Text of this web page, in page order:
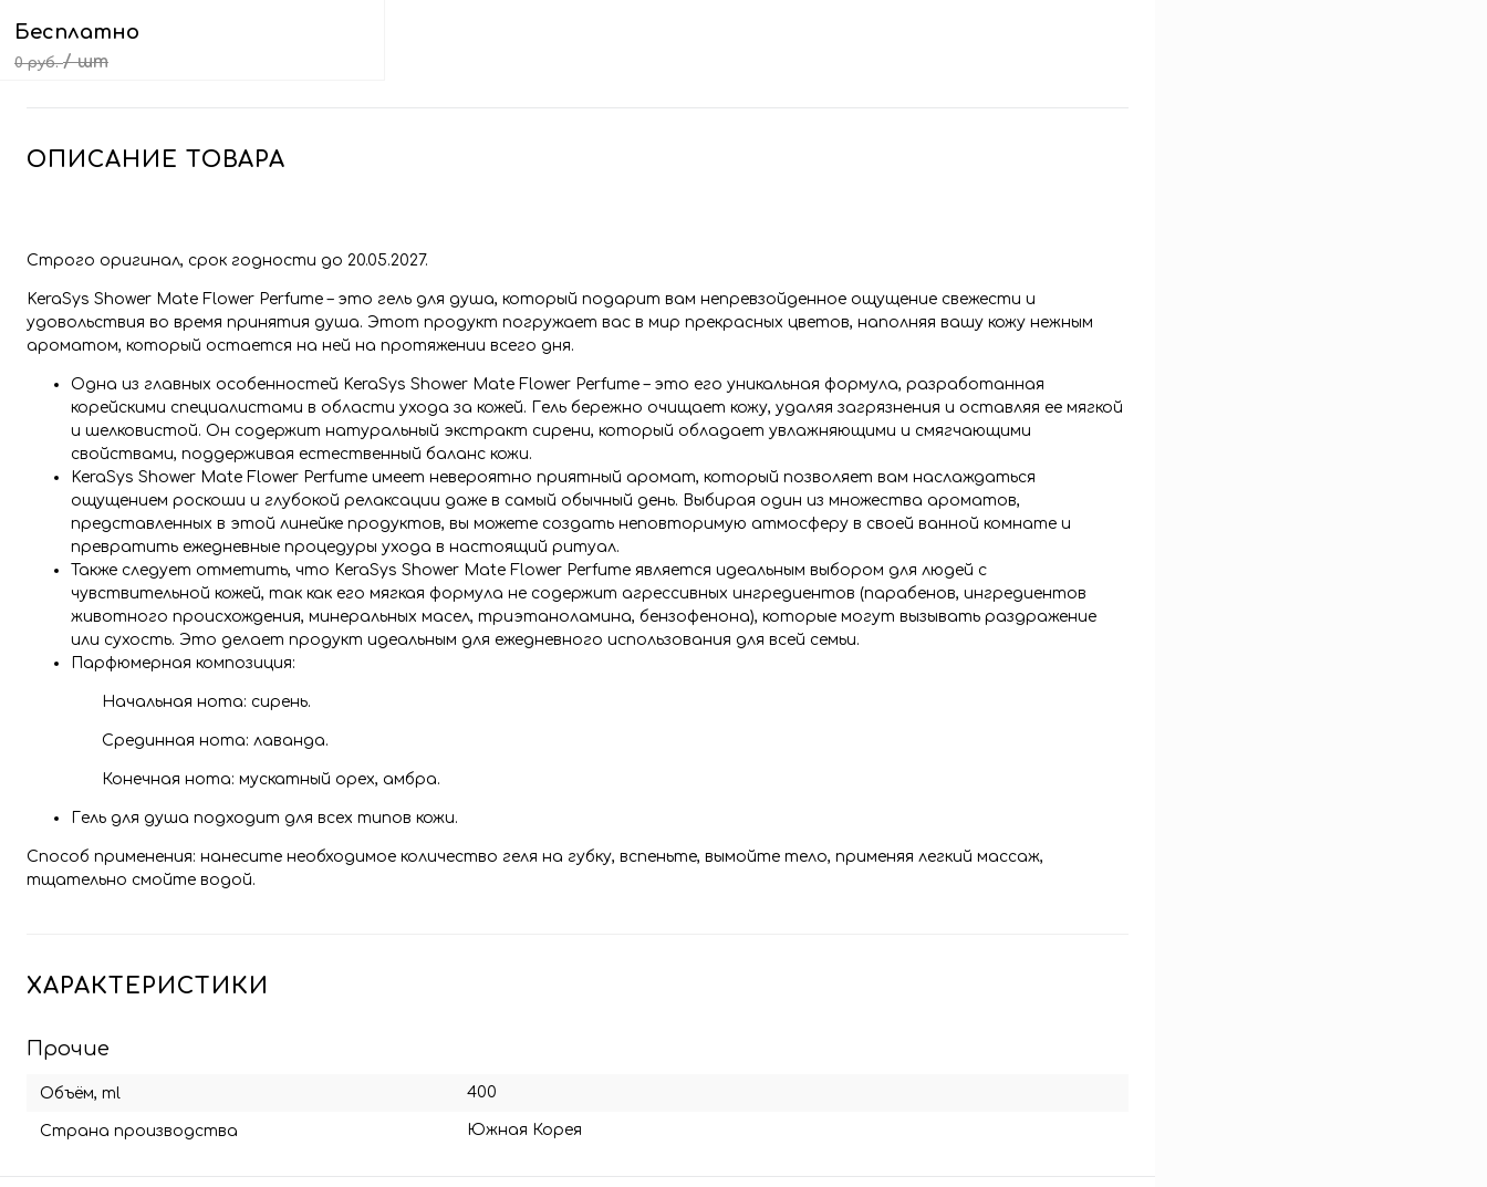
Бесплатно
0 руб./ шт
ОПИСАНИЕ ТОВАРА
Строго оригинал, срок годности до 20.05.2027.
KeraSys Shower Mate Flower Perfume – это гель для душа, который подарит вам непревзойденное ощущение свежести и
удовольствия во время принятия душа. Этот продукт погружает вас в мир прекрасных цветов, наполняя вашу кожу нежным
ароматом, который остается на ней на протяжении всего дня.
Одна из главных особенностей KeraSys Shower Mate Flower Perfume – это его уникальная формула, разработанная
корейскими специалистами в области ухода за кожей. Гель бережно очищает кожу, удаляя загрязнения и оставляя ее мягкой
и шелковистой. Он содержит натуральный экстракт сирени, который обладает увлажняющими и смягчающими
свойствами, поддерживая естественный баланс кожи.
KeraSys Shower Mate Flower Perfume имеет невероятно приятный аромат, который позволяет вам наслаждаться
ощущением роскоши и глубокой релаксации даже в самый обычный день. Выбирая один из множества ароматов,
представленных в этой линейке продуктов, вы можете создать неповторимую атмосферу в своей ванной комнате и
превратить ежедневные процедуры ухода в настоящий ритуал.
Также следует отметить, что KeraSys Shower Mate Flower Perfume является идеальным выбором для людей с
чувствительной кожей, так как его мягкая формула не содержит агрессивных ингредиентов (парабенов, ингредиентов
животного происхождения, минеральных масел, триэтаноламина, бензофенона), которые могут вызывать раздражение
или сухость. Это делает продукт идеальным для ежедневного использования для всей семьи.
Парфюмерная композиция:
Начальная нота: сирень.
Срединная нота: лаванда.
Конечная нота: мускатный орех, амбра.
Гель для душа подходит для всех типов кожи.
Способ применения: нанесите необходимое количество геля на губку, вспеньте, вымойте тело, применяя легкий массаж,
тщательно смойте водой.
ХАРАКТЕРИСТИКИ
Прочие
Объём, ml 400
Страна производства Южная Корея